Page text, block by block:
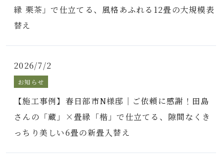
縁 栗茶」で仕立てる、風格あふれる12畳の大規模表
替え
2026/7/2
お知らせ
【施工事例】春日部市N様邸｜ご依頼に感謝！田島
さんの「蔵」×畳縁「楷」で仕立てる、隙間なくき
っちり美しい6畳の新畳入替え